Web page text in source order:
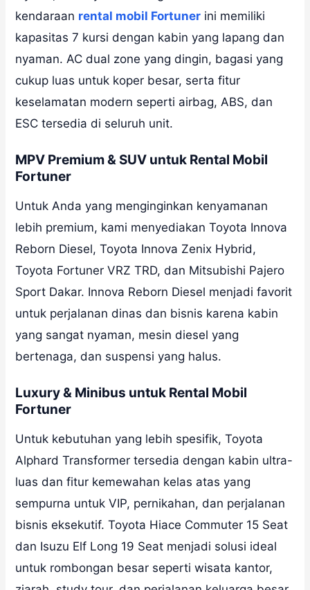
kendaraan rental mobil Fortuner ini memiliki
kapasitas 7 kursi dengan kabin yang lapang dan
nyaman. AC dual zone yang dingin, bagasi yang
cukup luas untuk koper besar, serta fitur
keselamatan modern seperti airbag, ABS, dan
ESC tersedia di seluruh unit.
MPV Premium & SUV untuk Rental Mobil
Fortuner
Untuk Anda yang menginginkan kenyamanan
lebih premium, kami menyediakan Toyota Innova
Reborn Diesel, Toyota Innova Zenix Hybrid,
Toyota Fortuner VRZ TRD, dan Mitsubishi Pajero
Sport Dakar. Innova Reborn Diesel menjadi favorit
untuk perjalanan dinas dan bisnis karena kabin
yang sangat nyaman, mesin diesel yang
bertenaga, dan suspensi yang halus.
Luxury & Minibus untuk Rental Mobil
Fortuner
Untuk kebutuhan yang lebih spesifik, Toyota
Alphard Transformer tersedia dengan kabin ultra-
luas dan fitur kemewahan kelas atas yang
sempurna untuk VIP, pernikahan, dan perjalanan
bisnis eksekutif. Toyota Hiace Commuter 15 Seat
dan Isuzu Elf Long 19 Seat menjadi solusi ideal
untuk rombongan besar seperti wisata kantor,